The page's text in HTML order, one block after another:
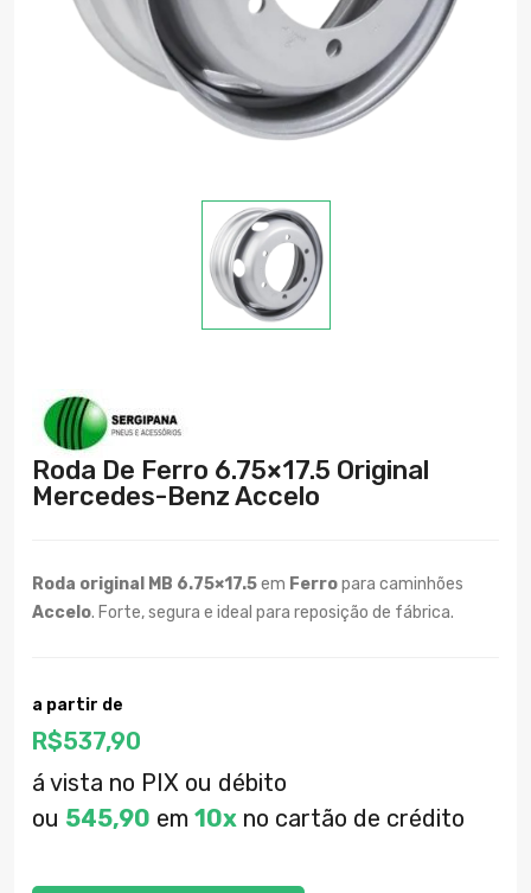
Roda De Ferro 6.75×17.5 Original
Mercedes-Benz Accelo
Roda original MB 6.75×17.5em Ferropara caminhões
Accelo. Forte, segura e ideal para reposição de fábrica.
a partir de
R$537,90
á vista no PIX ou débito
ou 545,90 em 10x no cartão de crédito